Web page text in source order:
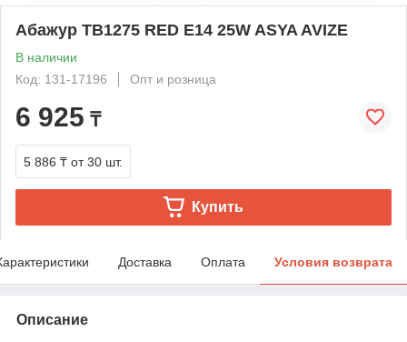
Абажур TB1275 RED E14 25W ASYA AVIZE
В наличии
Код: 131-17196
Опт и розница
6 925 ₸
5 886 ₸ от 30 шт.
Купить
Доставка Оплата Условия возврата
Описание